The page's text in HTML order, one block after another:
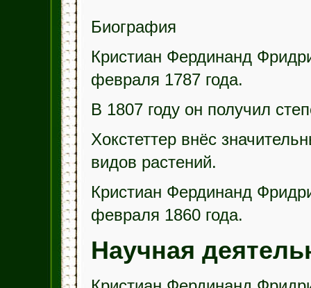
Биография
Кристиан Фердинанд
февраля 1787 года.
В 1807 году он получил
Хокстеттер внёс
видов растений.
Кристиан Фердинанд
февраля 1860 года.
Научная